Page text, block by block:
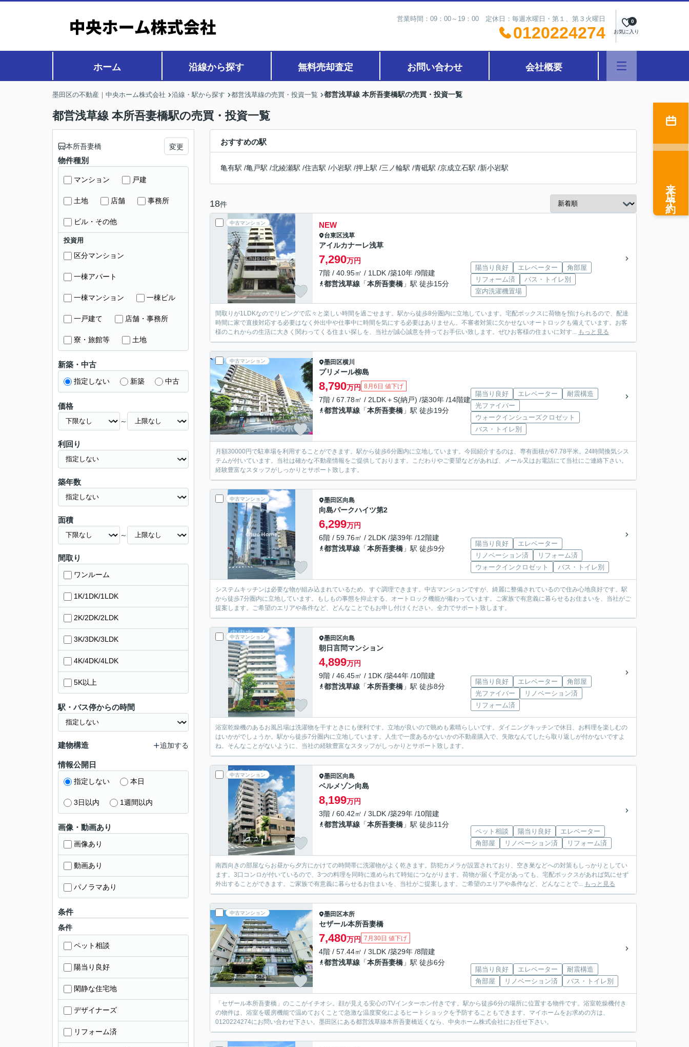
営業時間：09：00～19：00 定休日：毎週水曜日・第１、第３火曜日
0120224274 お気に入り
0
ホーム 沿線から探す 無料売却査定 お問い合わせ 会社概要
墨田区の不動産｜中央ホーム株式会社 沿線・駅から探す 都営浅草線の売買・投資一覧 都営浅草線 本所吾妻橋駅の売買・投資一覧
都営浅草線 本所吾妻橋駅の売買・投資一覧
おすすめの駅
亀有駅 /亀戸駅 /北綾瀬駅 /住吉駅 /小岩駅 /押上駅 /三ノ輪駅 /青砥駅 /京成立石駅 /新小岩駅
18件
中古マンション NEW
台東区浅草
アイルカナーレ浅草
7,290万円
7階 / 40.95㎡ / 1LDK /築10年 /9階建
都営浅草線 「本所吾妻橋 」駅 徒歩15分
陽当り良好 エレベーター
角部屋
リフォーム済
バス・トイレ別
室内洗濯機置場
間取りが1LDKなのでリビングで広々と楽しい時間を過ごせます。駅から徒歩8分圏内に立地しています。宅配ボックスに荷物を預けられるので、配達
時間に家で直接対応する必要はなく外出中や仕事中に時間を気にする必要はありません。不審者対策に欠かせないオートロックも備えています。お客
様のこれからの生活に大きく関わってくる住まい探しを、当社が誠心誠意を持ってお手伝い致します。ぜひお客様の住まいに対す... もっと見る
中古マンション 墨田区横川
プリメール柳島
8,790万円 8月6日 値下げ
7階 / 67.78㎡ / 2LDK＋S(納戸) /築30年 /14階建
都営浅草線 「本所吾妻橋 」駅 徒歩19分
陽当り良好 エレベーター
耐震構造
光ファイバー
ウォークインシューズクロゼット
バス・トイレ別
月額30000円で駐車場を利用することができます。駅から徒歩6分圏内に立地しています。今回紹介するのは、専有面積が67.78平米。24時間換気シス
テムが付いています。当社は確かな不動産情報をご提供しております。こだわりやご要望などがあれば、メール又はお電話にて当社にご連絡下さい。
経験豊富なスタッフがしっかりとサポート致します。
中古マンション 墨田区向島
向島パークハイツ第2
6,299万円
6階 / 59.76㎡ / 2LDK /築39年 /12階建
都営浅草線 「本所吾妻橋 」駅 徒歩9分
陽当り良好
エレベーター
リノベーション済
リフォーム済
ウォークインクロゼット
バス・トイレ別
システムキッチンは必要な物が組み込まれているため、すぐ調理できます。中古マンションですが、綺麗に整備されているので住み心地良好です。駅
から徒歩7分圏内に立地しています。もしもの事態を抑止する、オートロック機能が備わっています。ご家族で有意義に暮らせるお住まいを、当社がご
提案します。ご希望のエリアや条件など、どんなことでもお申し付けください。全力でサポート致します。
中古マンション 墨田区向島
朝日言問マンション
4,899万円
9階 / 46.45㎡ / 1DK /築44年 /10階建
都営浅草線 「本所吾妻橋 」駅 徒歩8分
陽当り良好 エレベーター
角部屋
光ファイバー
リノベーション済
リフォーム済
浴室乾燥機のあるお風呂場は洗濯物を干すときにも便利です。立地が良いので眺めも素晴らしいです。ダイニングキッチンで休日、お料理を楽しむの
はいかがでしょうか。駅から徒歩7分圏内に立地しています。人生で一度あるかないかの不動産購入で、失敗なんてしたら取り返しが付かないですよ
ね。そんなことがないように、当社の経験豊富なスタッフがしっかりとサポート致します。
中古マンション 墨田区向島
ベルメゾン向島
8,199万円
3階 / 60.42㎡ / 3LDK /築29年 /10階建
都営浅草線 「本所吾妻橋 」駅 徒歩11分
ペット相談 陽当り良好
エレベーター
角部屋
リノベーション済 リフォーム済
南西向きの部屋ならお昼から夕方にかけての時間帯に洗濯物がよく乾きます。防犯カメラが設置されており、空き巣などへの対策もしっかりとしてい
ます。3口コンロが付いているので、3つの料理を同時に進められて時短につながります。荷物が届く予定があっても、宅配ボックスがあれば気にせず
外出することができます。ご家族で有意義に暮らせるお住まいを、当社がご提案します。ご希望のエリアや条件など、どんなことで... もっと見る
中古マンション 墨田区本所
セザール本所吾妻橋
7,480万円 7月30日 値下げ
4階 / 57.44㎡ / 3LDK /築29年 /8階建
都営浅草線 「本所吾妻橋 」駅 徒歩6分
陽当り良好 エレベーター
耐震構造
角部屋
リノベーション済 バス・トイレ別
「セザール本所吾妻橋」のここがイチオシ。顔が見える安心のTVインターホン付きです。駅から徒歩6分の場所に位置する物件です。浴室乾燥機付き
の物件は、浴室を暖房機能で温めておくことで急激な温度変化によるヒートショックを予防することもできます。マイホームをお求めの方は、
0120224274にお問い合わせ下さい。墨田区にある都営浅草線本所吾妻橋近くなら、中央ホーム株式会社にお任せ下さい。
本所吾妻橋 変更
物件種別
マンション 戸建
土地 店舗 事務所
ビル・その他
投資用
区分マンション
一棟アパート
一棟マンション 一棟ビル
一戸建て 店舗・事務所
寮・旅館等 土地
新築・中古
指定しない 新築 中古
価格
～
利回り
築年数
面積
～
間取り
ワンルーム
1K/1DK/1LDK
2K/2DK/2LDK
3K/3DK/3LDK
4K/4DK/4LDK
5K以上
駅・バス停からの時間
建物構造 追加する
情報公開日
指定しない 本日
3日以内 1週間以内
画像・動画あり
画像あり
動画あり
パノラマあり
条件
条件
ペット相談
陽当り良好
閑静な住宅地
デザイナーズ
リフォーム済
来店予約